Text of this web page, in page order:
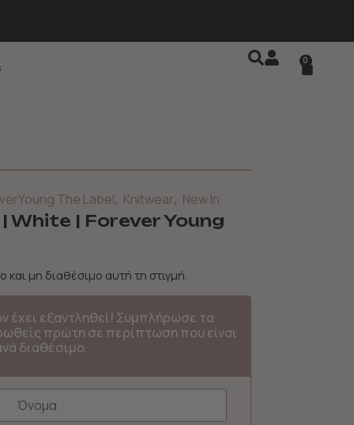
0
The Label, Knitwear, New In
White | Forever Young
και μη διαθέσιμο αυτή τη στιγμή.
έχει εξαντληθεί! Συμπλήρωσε τα
πρώτη σε περίπτωση που είναι
διαθέσιμο.